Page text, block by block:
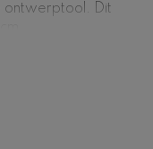
ontwerptool. Dit
cm, ø80 cm